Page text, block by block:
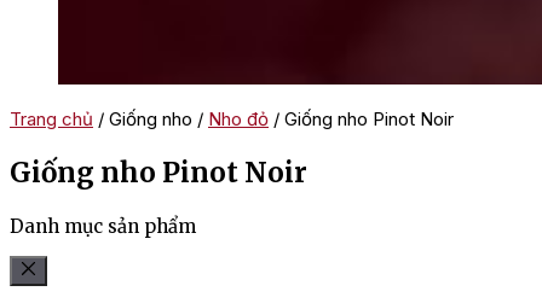
Trang chủ / Giống nho / Nho đỏ / Giống nho Pinot Noir
Giống nho Pinot Noir
Danh mục sản phẩm